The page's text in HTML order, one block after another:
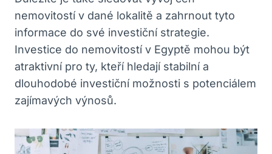
nemovitostí v ​dané lokalitě a zahrnout​ tyto
informace ​do své investiční‌ strategie.
Investice do nemovitostí v‍ Egyptě ⁤mohou být
atraktivní pro ty,⁤ kteří hledají stabilní a⁣
dlouhodobé⁣ investiční ⁣možnosti s potenciálem
zajímavých výnosů.